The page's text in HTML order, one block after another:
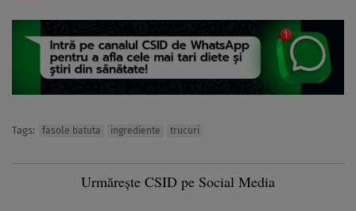
Tags: fasole batuta ingrediente trucuri
Urmărește CSID pe Social Media